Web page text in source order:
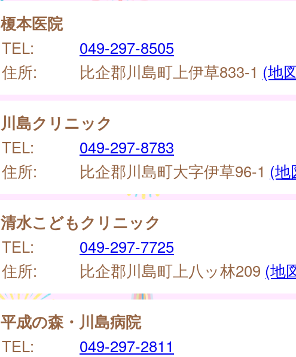
榎本医院
TEL:
049-297-8505
住所:
比企郡川島町上伊草833-1 (地
川島クリニック
TEL:
049-297-8783
住所:
比企郡川島町大字伊草96-1 (地
清水こどもクリニック
TEL:
049-297-7725
住所:
比企郡川島町上八ッ林209 (地
平成の森・川島病院
TEL:
049-297-2811